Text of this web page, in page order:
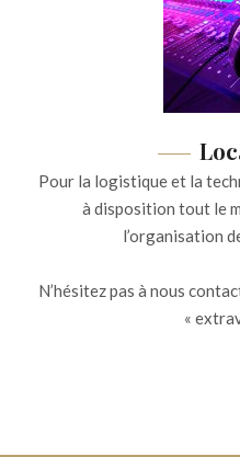
Pour la logistique et la
à disposition tout le
l’organisation
N’hésitez pas à nous
«